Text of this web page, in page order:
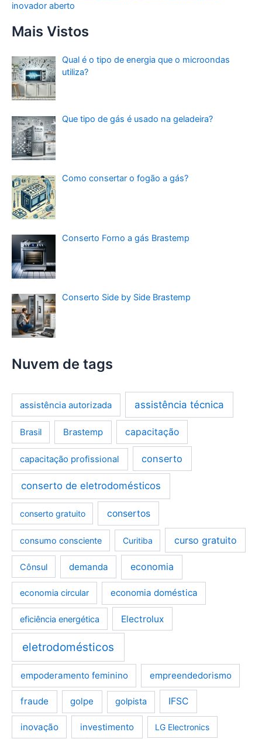
inovador aberto
Mais Vistos
Qual é o tipo de energia que o microondas
utiliza?
Que tipo de gás é usado na geladeira?
Como consertar o fogão a gás?
Conserto Forno a gás Brastemp
Conserto Side by Side Brastemp
Nuvem de tags
assistência autorizada assistência técnica
Brasil Brastemp capacitação
capacitação profissional conserto
conserto de eletrodomésticos
conserto gratuito consertos
consumo consciente Curitiba curso gratuito
Cônsul demanda economia
economia circular economia doméstica
eficiência energética Electrolux
eletrodomésticos
empoderamento feminino empreendedorismo
fraude golpe golpista IFSC
inovação investimento LG Electronics